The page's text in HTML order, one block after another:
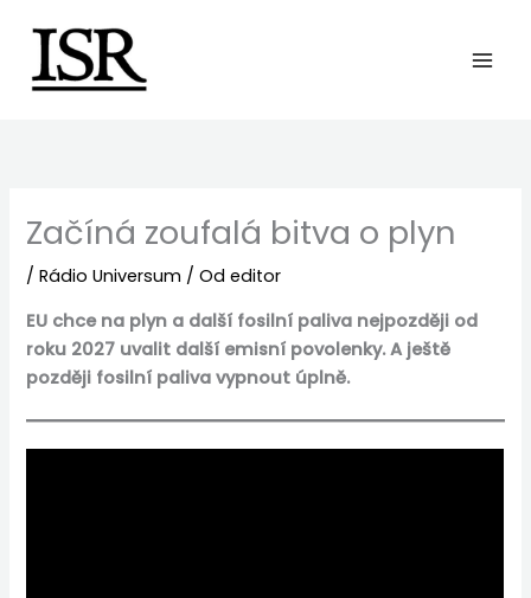
obsah
Začíná zoufalá bitva o plyn
/Rádio Universum / Od editor
EU chce na plyn a další fosilní paliva nejpozději od
roku 2027 uvalit další emisní povolenky. A ještě
později fosilní paliva vypnout úplně.